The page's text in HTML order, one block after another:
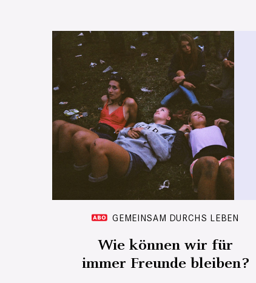
GEMEINSAM DURCHS LEBEN
Wie können wir für
immer Freunde bleiben?